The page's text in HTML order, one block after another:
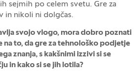
sejmih po celem svetu. Gre za
in nikoli ni dolgčas.
svojo vlogo, mora dobro poznati
na to, da gre za tehnološko podjetje
znanja, s kakšnimi izzivi si se
in kako si se jih lotila?